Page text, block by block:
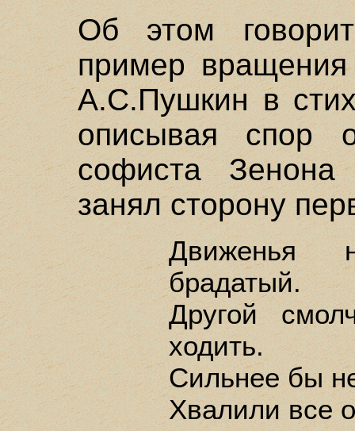
Об этом
пример
А.С.Пушкин в
описывая спор
софиста
занял сторону
Движенья
брадатый.
Другой
ходить.
Сильнее бы
Хвалили все